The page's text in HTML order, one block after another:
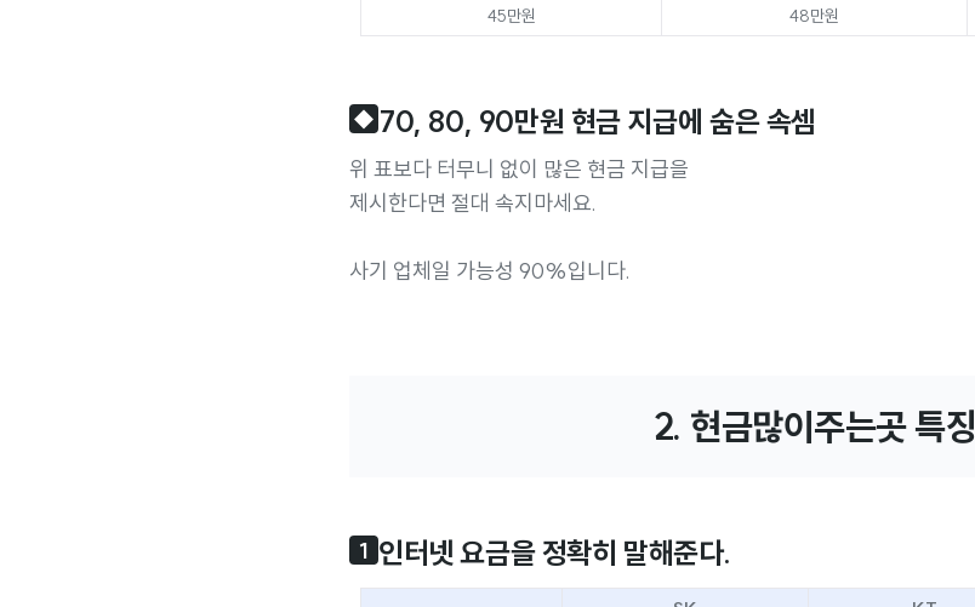
45만원
48만원
◆ 70, 80, 90만원 현금 지급에 숨은 속셈
위 표보다 터무니 없이 많은 현금 지급을
제시한다면 절대 속지마세요.
사기 업체일 가능성 90%입니다.
2. 현금많이주는곳 특징
1 인터넷 요금을 정확히 말해준다.